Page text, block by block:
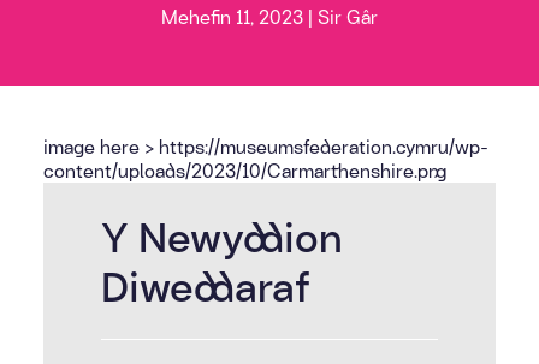
Mehefin 11, 2023 | Sir Gâr
image here > https://museumsfederation.cymru/wp-
content/uploads/2023/10/Carmarthenshire.png
Y Newyddion
Diweddaraf